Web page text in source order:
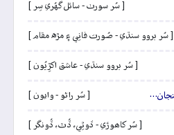
[ سُر سورٺ - سائل گهُري سِر ]
[ سُر بروو سنڌي - صُورت فانِي ۽ مڙه مقام ]
[ سُر بروو سنڌي - عاشق اکڙِيُون ]
[ سُر راڻو - وايون ]
[ سُر کاھوڙي - ڏوٿِي، ڏُٿ، ڏُونگر ]